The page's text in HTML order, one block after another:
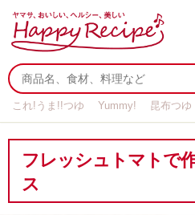
これ!うま!!つゆ Yummy! 昆布つゆ
フレッシュトマトで
ス